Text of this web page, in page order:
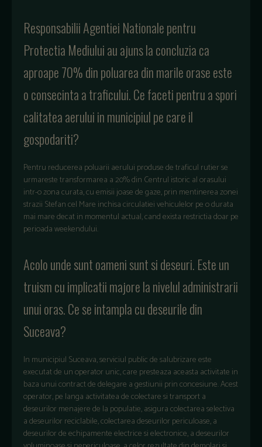
Responsabilii Agentiei Nationale pentru
Protectia Mediului au ajuns la concluzia ca
aproape 70% din poluarea din marile orase este
o consecinta a traficului. Ce faceti pentru a spori
calitatea aerului in municipiul pe care il
gospodariti?
Pentru reducerea poluarii aerului produse de traficul rutier se
urmareste transformarea a 20% din Centrul istoric al orasului
intr-o zona curata, cu emisii joase de gaze, prin mentinerea zonei
strazii Stefan cel Mare inchisa circulatiei vehiculelor pe o durata
mai mare decat in momentul actual, cand exista restrictia doar pe
perioada weekendului.
Acolo unde sunt oameni sunt si deseuri. Este un
truism cu implicatii majore la nivelul administrarii
unui oras. Ce se intampla cu deseurile din
Suceava?
In municipiul Suceava, serviciul public de salubrizare este
executat de un operator unic, care presteaza aceasta activitate in
baza unui contract de delegare a gestiunii prin concesiune. Acest
operator, pe langa activitatea de colectare si transport a
deseurilor menajere de la populatie, asigura colectarea selectiva
a deseurilor reciclabile, colectarea deseurilor periculoase, a
deseurilor de echipamente electrice si electronice, a deseurilor